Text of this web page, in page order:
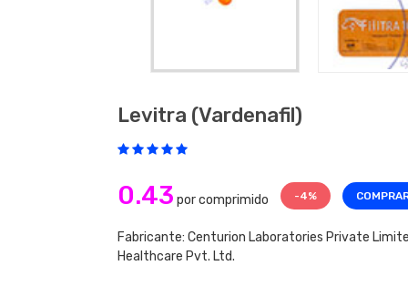
Levitra (vardenafil)
0.43 por comprimido -4%
Fabricante: Centurion Laboratories Private
Healthcare Pvt. Ltd.